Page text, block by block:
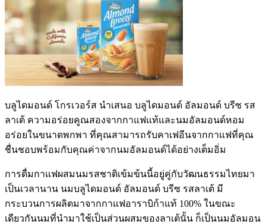
บลูไดมอนด์ โกรเวอร์ส นำเสนอ บลูไดมอนด์ อัลมอนด์ บรีซ รส
ลาเต้ ความอร่อยคูณสองจากกาแฟแท้และนมอัลมอนด์หอม
อร่อยในขนาดพกพา ที่คุณสามารถรับคาเฟอีนจากกาแฟที่คุณ
ชื่นชอบพร้อมกับคุณค่าจากนมอัลมอนด์ได้อย่างเต็มอิ่ม
การดื่มกาแฟผสมนมรสชาติเข้มข้นนี้อยู่คู่กับวัฒนธรรมไทยมา
เป็นเวลานาน นมบลูไดมอนด์ อัลมอนด์ บรีซ รสลาเต้ มี
กระบวนการผลิตมาจากกาแฟอาราบิก้าแท้ 100% ในขณะ
เดียวกันนมที่นำมาใช้เป็นส่วนผสมของลาเต้นั้น ก็เป็นนมอัลมอน